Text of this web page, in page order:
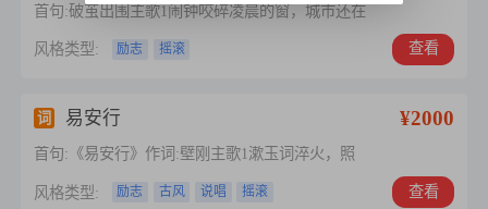
首句:破茧出围主歌1闹钟咬碎凌晨的窗，城市还在
风格类型: 励志 摇滚 查看
词 易安行 ¥2000
首句:《易安行》作词:壁刚主歌1漱玉词淬火，照
风格类型: 励志 古风 说唱 摇滚 查看